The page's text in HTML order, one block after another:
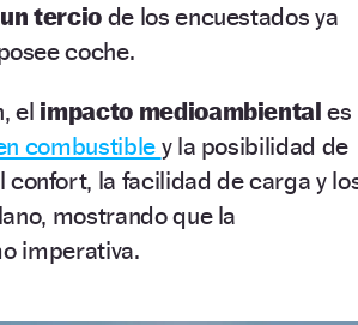
un tercio de los encuestados ya
coche.
el impacto medioambiental es
combustible y la posibilidad de
confort, la facilidad de carga y
mostrando que la
imperativa.